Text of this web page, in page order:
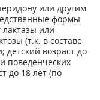
или другим
формы
или
(т.к. в составе
детский возраст до
поведенческих
до 18 лет (по